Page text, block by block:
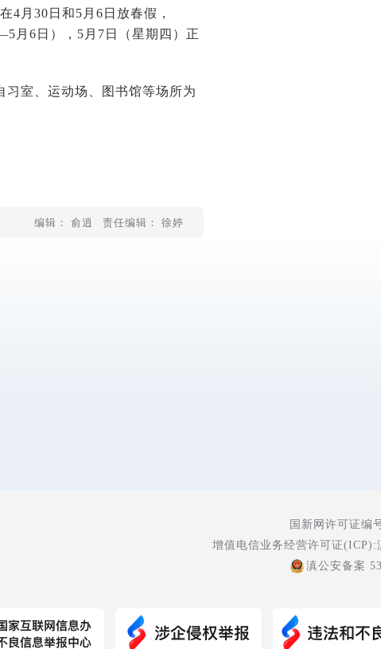
4月30日和5月6日放春假，
月6日），5月7日（星期四）正
习室、运动场、图书馆等场所为
编辑： 俞逍 责任编辑： 徐婷
国新网许可证编
增值电信业务经营许可证(ICP):
滇公安备案